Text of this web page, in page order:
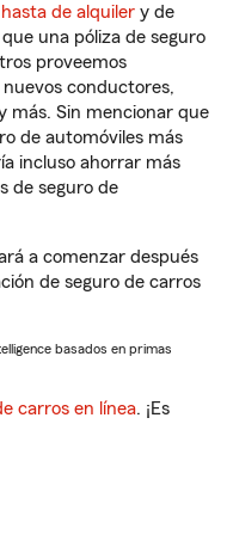
de alquiler y de
una póliza de seguro
proveemos
conductores,
más. Sin mencionar que
de automóviles más
incluso ahorrar más
de seguro de
a comenzar después
de seguro de carros
basados en primas
carros en línea. ¡Es